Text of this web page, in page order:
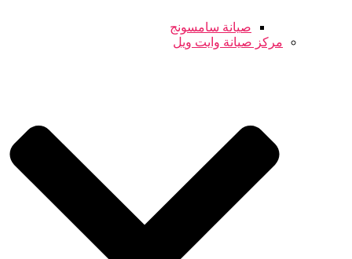
صيانة سامسونج
مركز صيانة وايت ويل